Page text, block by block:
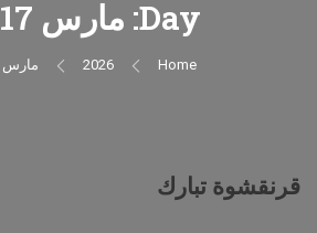
Day: مارس 17, 2026
Home
2026 مارس
قرنقشوة تبارك